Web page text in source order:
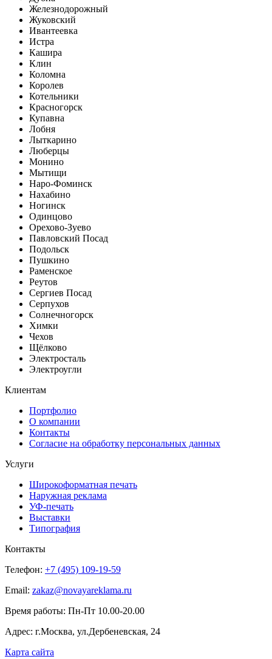
Железнодорожный
Жуковский
Ивантеевка
Истра
Кашира
Клин
Коломна
Королев
Котельники
Красногорск
Купавна
Лобня
Лыткарино
Люберцы
Монино
Мытищи
Наро-Фоминск
Нахабино
Ногинск
Одинцово
Орехово-Зуево
Павловский Посад
Подольск
Пушкино
Раменское
Реутов
Сергиев Посад
Серпухов
Солнечногорск
Химки
Чехов
Щёлково
Электросталь
Электроугли
Клиентам
Портфолио
О компании
Контакты
Согласие на обработку персональных данных
Услуги
Широкоформатная печать
Наружная реклама
УФ-печать
Выставки
Типография
Контакты
Телефон: +7 (495) 109-19-59
Email: zakaz@novayareklama.ru
Время работы: Пн-Пт 10.00-20.00
Адрес: г.Москва, ул.Дербеневская, 24
Карта сайта